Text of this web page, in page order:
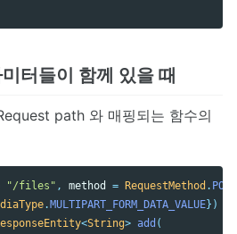
터들이 함께 있을 때
path 와 매핑되는 함수의
"/files" , method = RequestMethod . POST
.MULTIPART_FORM_DATA_VALUE})
<String> add (